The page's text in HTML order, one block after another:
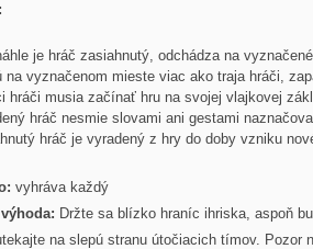
je hráč zasiahnutý, odchádza na
na vyznačenom mieste viac ako traja hráči,
hráči musia začínať hru na svojej vlajkovej
hráč nesmie slovami ani gestami
hráč je vyradený z hry do doby vzniku
vyhráva každý
Držte sa blízko hraníc ihriska, aspoň
na slepú stranu útočiacich tímov. Pozor